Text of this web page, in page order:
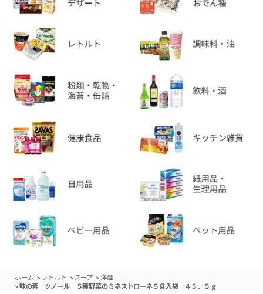
ホーム > レトルト > スープ > 洋風
> 味の素 クノール ５種野菜のミネストローネ５食入袋 ４５．５ｇ